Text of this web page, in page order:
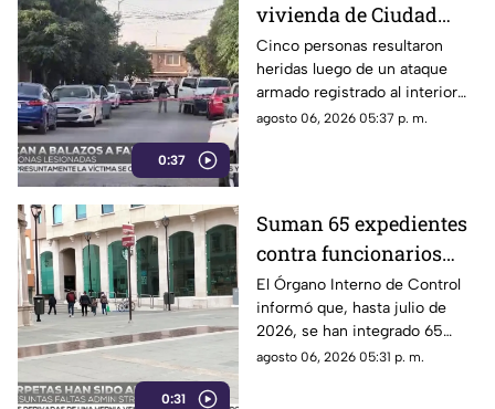
0:37
vivienda de Ciudad
Juárez deja cinco
personas heridas |
VIDEO
Cinco personas resultaron
heridas luego de un ataque
armado registrado al interior
de un domicilio en el
agosto 06, 2026 05:37 p. m.
0:31
Suman 65 expedientes
contra funcionarios
municipales de
Chihuahua | VIDEO
El Órgano Interno de Control
informó que, hasta julio de
2026, se han integrado 65
expedientes por presuntas
agosto 06, 2026 05:31 p. m.